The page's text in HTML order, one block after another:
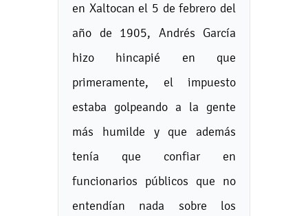
en Xaltocan el 5 de febrero del
año de 1905, Andrés García
hizo hincapié en que
primeramente, el impuesto
estaba golpeando a la gente
más humilde y que además
tenía que confiar en
funcionarios públicos que no
entendían nada sobre los